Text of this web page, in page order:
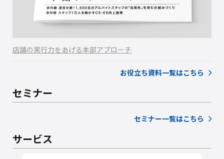
店舗の実行力をあげる本部アプローチ
お役立ち資料一覧はこちら
セミナー
セミナー一覧はこちら
サービス